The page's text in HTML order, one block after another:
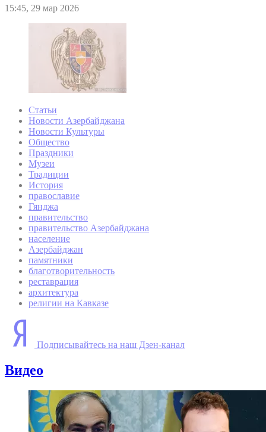
15:45, 29 мар 2026
Статьи
Новости Азербайджана
Новости Культуры
Общество
Праздники
Музеи
Традиции
История
православие
Гянджа
правительство
правительство Азербайджана
население
Азербайджан
памятники
благотворительность
реставрация
архитектура
религии на Кавказе
Подписывайтесь на наш Дзен-канал
Видео